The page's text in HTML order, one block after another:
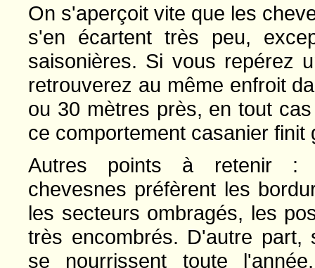
On s'aperçoit vite que les
s'en écartent très peu,
saisonières. Si vous repérez
retrouverez au même enfroit
ou 30 mètres près, en tout
ce comportement casanier
Autres points à retenir :
chevesnes préfèrent les
les secteurs ombragés, les
très encombrés. D'autre part,
se nourrissent toute